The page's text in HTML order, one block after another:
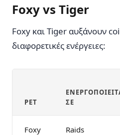
Foxy vs Tiger
Foxy και Tiger αυξάνουν
διαφορετικές ενέργειες:
PET
ΣΕ
Foxy Raids